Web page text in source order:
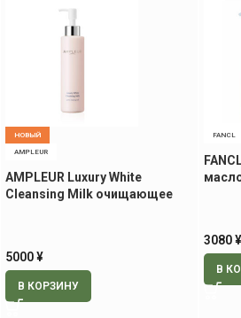
НОВЫЙ
AMPLEUR
AMPLEUR Luxury White
Cleansing Milk очищающее
5000¥
В КОРЗИНУ
FANCL
3080¥
В